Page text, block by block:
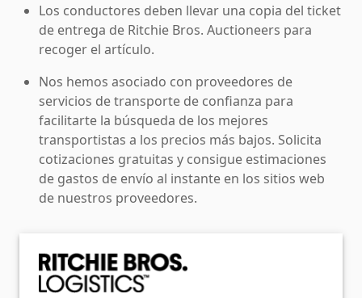
Los conductores deben llevar una copia del ticket
de entrega de Ritchie Bros. Auctioneers para
recoger el artículo.
Nos hemos asociado con proveedores de
servicios de transporte de confianza para
facilitarte la búsqueda de los mejores
transportistas a los precios más bajos. Solicita
cotizaciones gratuitas y consigue estimaciones
de gastos de envío al instante en los sitios web
de nuestros proveedores.